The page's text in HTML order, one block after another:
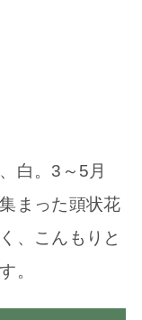
白。3～5月
まった頭状花
、こんもりと
。